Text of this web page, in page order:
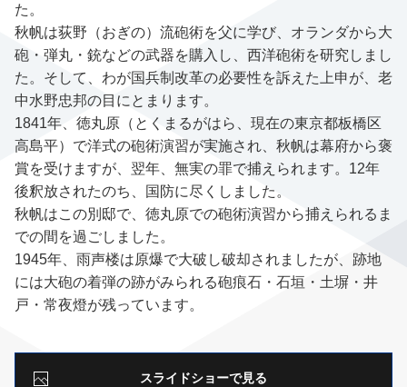
た。
秋帆は荻野（おぎの）流砲術を父に学び、オランダから大
砲・弾丸・銃などの武器を購入し、西洋砲術を研究しまし
た。そして、わが国兵制改革の必要性を訴えた上申が、老
中水野忠邦の目にとまります。
1841年、徳丸原（とくまるがはら、現在の東京都板橋区
高島平）で洋式の砲術演習が実施され、秋帆は幕府から褒
賞を受けますが、翌年、無実の罪で捕えられます。12年
後釈放されたのち、国防に尽くしました。
秋帆はこの別邸で、徳丸原での砲術演習から捕えられるま
での間を過ごしました。
1945年、雨声楼は原爆で大破し破却されましたが、跡地
には大砲の着弾の跡がみられる砲痕石・石垣・土塀・井
戸・常夜燈が残っています。
スライドショーで見る